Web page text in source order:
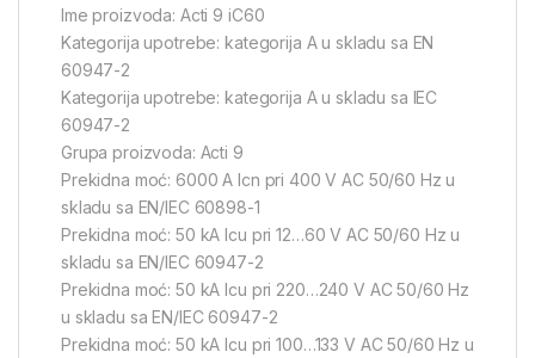
Ime proizvoda: Acti 9 iC60
Kategorija upotrebe: kategorija A u skladu sa EN
60947-2
Kategorija upotrebe: kategorija A u skladu sa IEC
60947-2
Grupa proizvoda: Acti 9
Prekidna moć: 6000 A Icn pri 400 V AC 50/60 Hz u
skladu sa EN/IEC 60898-1
Prekidna moć: 50 kA Icu pri 12…60 V AC 50/60 Hz u
skladu sa EN/IEC 60947-2
Prekidna moć: 50 kA Icu pri 220…240 V AC 50/60 Hz
u skladu sa EN/IEC 60947-2
Prekidna moć: 50 kA Icu pri 100…133 V AC 50/60 Hz u